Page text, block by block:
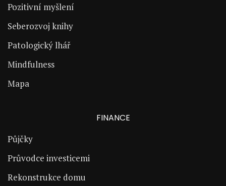
Pozitivní myšlení
Seberozvoj knihy
Patologický lhář
Mindfulness
Mapa
FINANCE
Půjčky
Průvodce investicemi
Rekonstrukce domu